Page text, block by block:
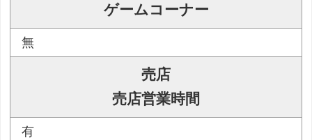
ゲームコーナー
無
売店
売店営業時間
有